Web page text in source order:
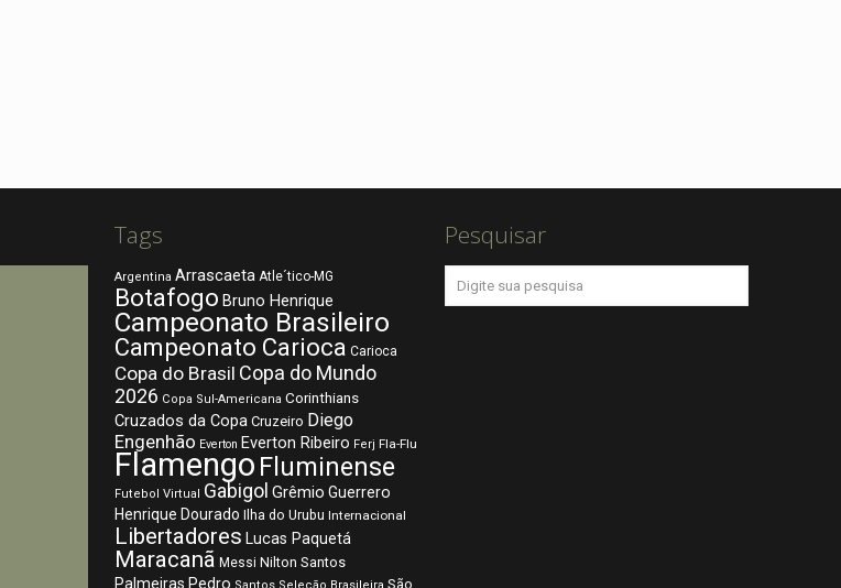
Tags
Argentina Arrascaeta Atle´tico-MG
Botafogo Bruno Henrique
Campeonato Brasileiro
Campeonato Carioca Carioca
Copa do Brasil Copa do Mundo
2026 Copa Sul-Americana Corinthians
Cruzados da Copa Cruzeiro Diego
Engenhão Everton Everton Ribeiro Ferj Fla-Flu
Flamengo Fluminense
Futebol Virtual Gabigol Grêmio Guerrero
Henrique Dourado Ilha do Urubu Internacional
Libertadores Lucas Paquetá
Maracanã Messi Nilton Santos
Palmeiras Pedro Santos Seleção Brasileira São
Pesquisar